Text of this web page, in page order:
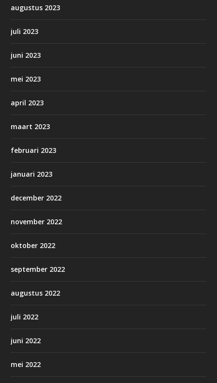
augustus 2023
juli 2023
juni 2023
mei 2023
april 2023
maart 2023
februari 2023
januari 2023
december 2022
november 2022
oktober 2022
september 2022
augustus 2022
juli 2022
juni 2022
mei 2022